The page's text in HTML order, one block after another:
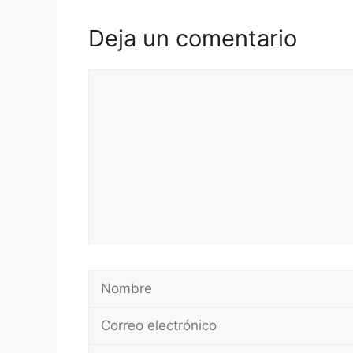
Deja un comentario